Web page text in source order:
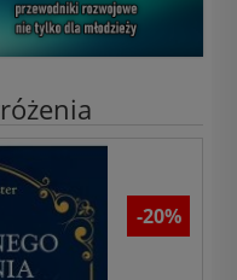
-20%